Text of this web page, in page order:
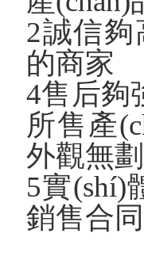
2誠信夠
的商家
4售后夠
所售產
外觀無劃
5實(shí)
銷售合